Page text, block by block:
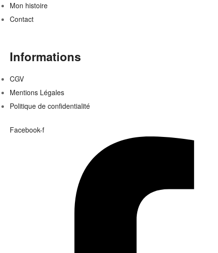
Mon histoire
Contact
Informations
CGV
Mentions Légales
Politique de confidentialité
Facebook-f